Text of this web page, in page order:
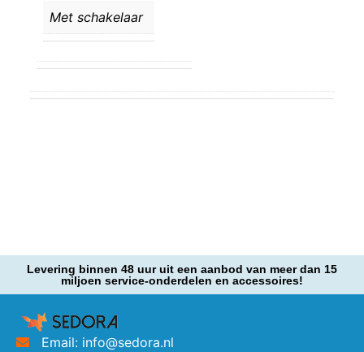
Met schakelaar
Levering binnen 48 uur uit een aanbod van meer dan 15
miljoen service-onderdelen en accessoires!
Email: info@sedora.nl